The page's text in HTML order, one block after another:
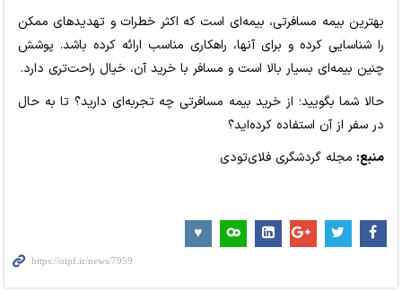
بهترین بیمه مسافرتی، بیمه‌ای است که اکثر خطرات و تهدیدهای ممکن
را شناسایی کرده و برای آنها، راهکاری مناسب ارائه کرده باشد. پوشش
چنین بیمه‌ای بسیار بالا است و مسافر با خرید آن، خیال راحت‌تری دارد.
حالا شما بگویید؛ از خرید بیمه مسافرتی چه تجربه‌ای دارید؟ تا به حال
در سفر از آن استفاده کرده‌اید؟
منبع: مجله گردشگری فلای‌تودی